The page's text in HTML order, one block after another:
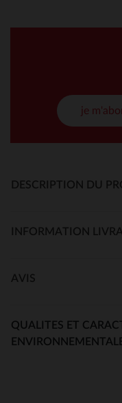
je
DESCRIPTION DU
INFORMATION
AVIS
QUALITES ET